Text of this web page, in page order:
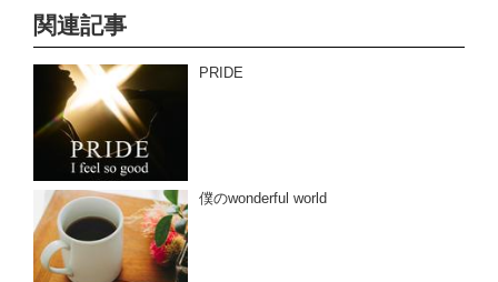
関連記事
PRIDE
僕のwonderful world